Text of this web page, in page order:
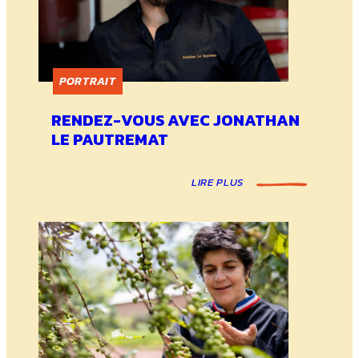
PORTRAIT
RENDEZ-VOUS AVEC JONATHAN
LE PAUTREMAT
LIRE PLUS